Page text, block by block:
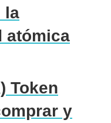
la
atómica
Token
y